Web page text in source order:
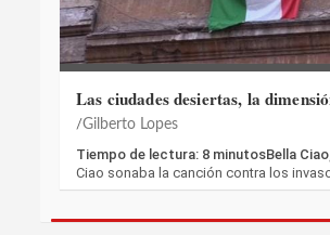
Las ciudades desiertas, la
Gilberto Lopes
Tiempo de lectura: 8 minutosBella
Ciao sonaba la canción contra los